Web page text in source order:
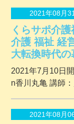
2021年08月
くらサポ介
介護 福祉 経
大転換時代の
2021年7月10日
n香川丸亀 講師
2021年08月